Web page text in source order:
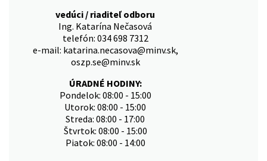
vedúci / riaditeľ odboru
Ing. Katarína Nečasová
telefón: 034 698 7312
e-mail: katarina.necasova@minv.sk,
oszp.se@minv.sk
ÚRADNÉ HODINY:
Pondelok: 08:00 - 15:00
Utorok: 08:00 - 15:00
Streda: 08:00 - 17:00
Štvrtok: 08:00 - 15:00
Piatok: 08:00 - 14:00